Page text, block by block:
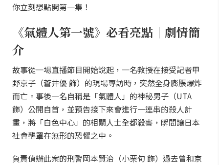
你立刻想點開第一集！
《氣體人第一號》必看亮點｜劇情簡
介
故事從一場直播節目開始說起，一名教授在接受記者甲
野京子（蒼井優 飾）的現場專訪時，突然全身膨脹爆炸
而亡。事後一名自稱是「氣體人」的神秘男子（UTA
飾）公開自首，並預告接下來會進行一連串的殺人計
畫，將「白色中心」的相關人士全都殺害，瞬間讓日本
社會壟罩在無形的恐懼之中。
負責偵辦此案的刑警岡本賢治（小栗旬 飾）過去曾和京